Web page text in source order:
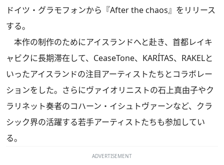
ドイツ・グラモフォンから『After the chaos』をリリース
する。
本作の制作のためにアイスランドへと赴き、首都レイキ
ャビクに長期滞在して、CeaseTone、KARÍTAS、RAKELと
いったアイスランドの注目アーティストたちとコラボレー
ションをした。さらにヴァイオリニストの石上真由子やク
ラリネット奏者のコハーン・イシュトヴァーンなど、クラ
シック界の活躍する若手アーティストたちも参加してい
る。
ADVERTISEMENT